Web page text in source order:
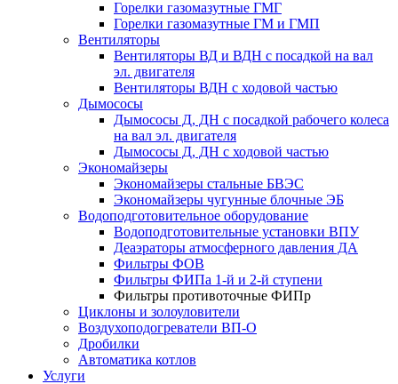
Горелки газомазутные ГМГ
Горелки газомазутные ГМ и ГМП
Вентиляторы
Вентиляторы ВД и ВДН с посадкой на вал
эл. двигателя
Вентиляторы ВДН с ходовой частью
Дымососы
Дымососы Д, ДН с посадкой рабочего колеса
на вал эл. двигателя
Дымососы Д, ДН с ходовой частью
Экономайзеры
Экономайзеры стальные БВЭС
Экономайзеры чугунные блочные ЭБ
Водоподготовительное оборудование
Водоподготовительные установки ВПУ
Деаэраторы атмосферного давления ДА
Фильтры ФОВ
Фильтры ФИПа 1-й и 2-й ступени
Фильтры противоточные ФИПр
Циклоны и золоуловители
Воздухоподогреватели ВП-О
Дробилки
Автоматика котлов
Услуги